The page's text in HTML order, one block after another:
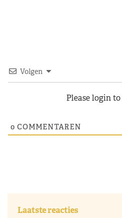
Volgen
Please login
0 COMMENTAREN
Laatste reacties